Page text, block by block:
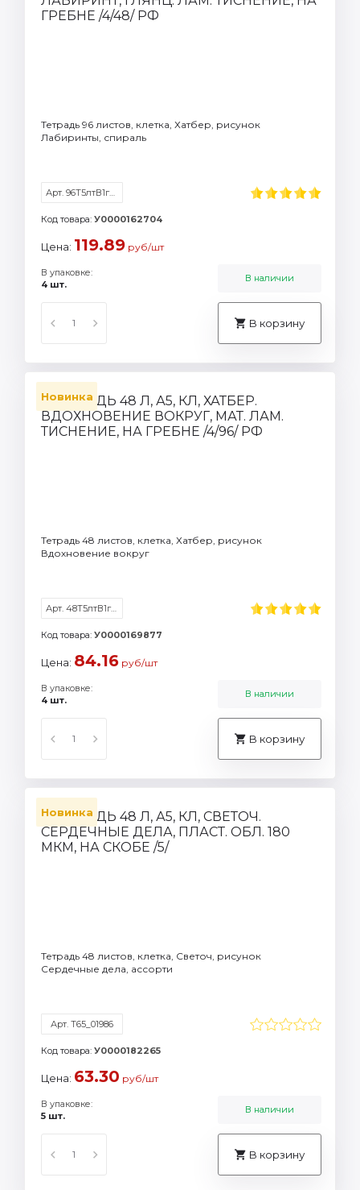
Тетрадь 96 листов, клетка, Хатбер, рисунок
Лабиринты, спираль
Арт. 96Т5лтВ1гр_086119
Код товара: У0000162704
Цена: 119.89 руб/шт
В упаковке:
4 шт.
В наличии
В корзину
Новинка
Тетрадь 48 листов, клетка, Хатбер, рисунок
Вдохновение вокруг
Арт. 48Т5лтВ1гр_088494
Код товара: У0000169877
Цена: 84.16 руб/шт
В упаковке:
4 шт.
В наличии
В корзину
Новинка
Тетрадь 48 листов, клетка, Светоч, рисунок
Сердечные дела, ассорти
Арт. Т65_01986
Код товара: У0000182265
Цена: 63.30 руб/шт
В упаковке:
5 шт.
В наличии
В корзину